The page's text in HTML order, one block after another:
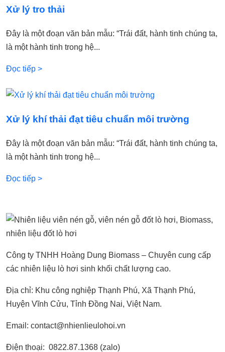
Xử lý tro thải
Đây là một đoạn văn bản mẫu: “Trái đất, hành tinh chúng ta,
là một hành tinh trong hệ...
Đọc tiếp >
Xử lý khí thải đạt tiêu chuẩn môi trường
Đây là một đoạn văn bản mẫu: “Trái đất, hành tinh chúng ta,
là một hành tinh trong hệ...
Đọc tiếp >
Công ty TNHH Hoàng Dung Biomass – Chuyên cung cấp
các nhiên liệu lò hơi sinh khối chất lượng cao.
Địa chỉ: Khu công nghiệp Thạnh Phú, Xã Thạnh Phú,
Huyện Vĩnh Cửu, Tỉnh Đồng Nai, Việt Nam.
Email: contact@nhienlieulohoi.vn
Điện thoại: 0822.87.1368 (zalo)